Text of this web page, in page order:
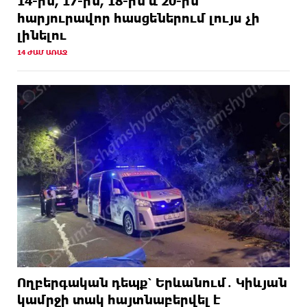
հարյուրավոր հասցեներում լույս չի
լինելու
14 ԺԱՄ ԱՌԱՋ
Ողբերգական դեպք՝ Երևանում․ Կիևյան
կամրջի տակ հայտնաբերվել է